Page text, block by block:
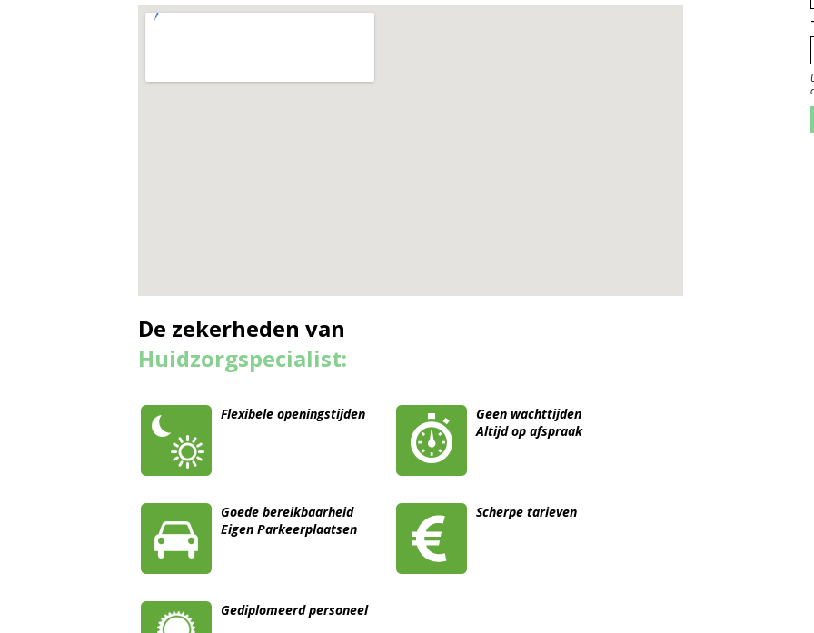
De zekerheden van
Huidzorgspecialist:
Flexibele openingstijden
Geen wachttijden
Altijd op afspraak
Goede bereikbaarheid
Eigen Parkeerplaatsen
Scherpe tarieven
Gediplomeerd personeel